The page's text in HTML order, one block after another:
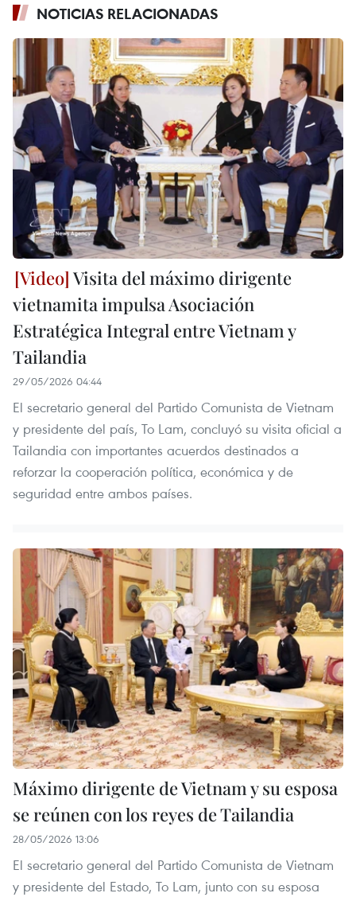
NOTICIAS RELACIONADAS
Visita del máximo dirigente
vietnamita impulsa Asociación
Estratégica Integral entre Vietnam y
Tailandia
29/05/2026 04:44
El secretario general del Partido Comunista de Vietnam
y presidente del país, To Lam, concluyó su visita oficial a
Tailandia con importantes acuerdos destinados a
reforzar la cooperación política, económica y de
seguridad entre ambos países.
Máximo dirigente de Vietnam y su esposa
se reúnen con los reyes de Tailandia
28/05/2026 13:06
El secretario general del Partido Comunista de Vietnam
y presidente del Estado, To Lam, junto con su esposa